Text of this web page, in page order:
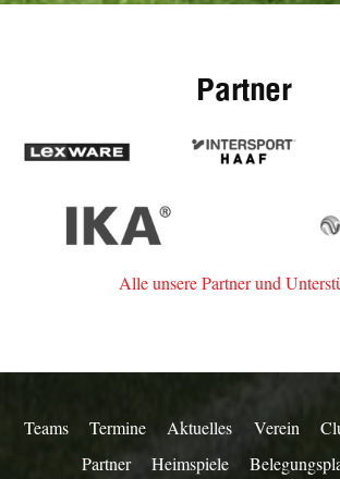
Partner
Intersport
Haaf
IKA
Alle unsere Partner und
Teams Termine Aktuelles Verein
Partner
Heimspiele